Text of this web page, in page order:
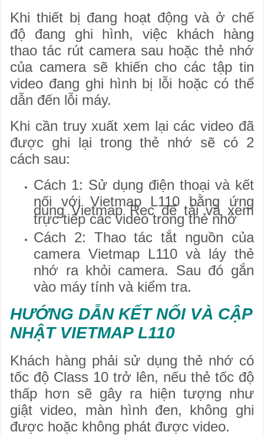
Khi thiết bị đang hoạt động và ở chế
độ đang ghi hình, việc khách hàng
thao tác rút camera sau hoặc thẻ nhớ
của camera sẽ khiến cho các tập tin
video đang ghi hình bị lỗi hoặc có thể
dẫn đến lỗi máy.
Khi cần truy xuất xem lại các video đã
được ghi lại trong thẻ nhớ sẽ có 2
cách sau:
Cách 1: Sử dụng điện thoại và kết
nối với Vietmap L110 bằng ứng
dụng Vietmap Rec để tải và xem
trực tiếp các video trong thẻ nhớ
Cách 2: Thao tác tắt nguồn của
camera Vietmap L110 và láy thẻ
nhớ ra khỏi camera. Sau đó gắn
vào máy tính và kiểm tra.
​HƯỚNG DẪN KẾT NỐI VÀ CẬP
NHẬT VIETMAP L110
Khách hàng phải sử dụng thẻ nhớ có
tốc độ Class 10 trở lên, nếu thẻ tốc độ
thấp hơn sẽ gây ra hiện tượng như
giật video, màn hình đen, không ghi
được hoặc không phát được video.